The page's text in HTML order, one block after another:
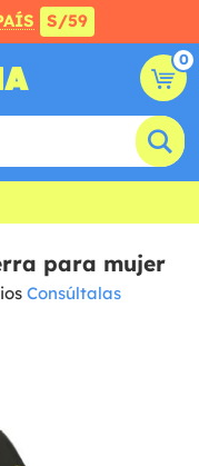
S/59
0
para mujer
Consúltalas